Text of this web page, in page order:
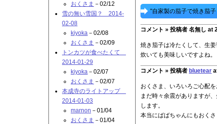
"自家製の茄子で焼き茄
コメント » 投稿者 名無し at
焼き茄子は冷たくして、生
炊いても美味しいですよね
コメント » 投稿者 bluetear
おくさま、いろいろご心配
まだ時々余震がありますが
します。
本当にばばちゃんにもおく
おくさま －02/12
雪の無い雪国？ 2014-
02-08
kiyoka －02/08
おくさま －02/09
トンカツが食べたくて
2014-01-29
kiyoka －02/07
おくさま －02/07
本成寺のライトアップ
2014-01-03
marnon －01/04
おくさま －01/04